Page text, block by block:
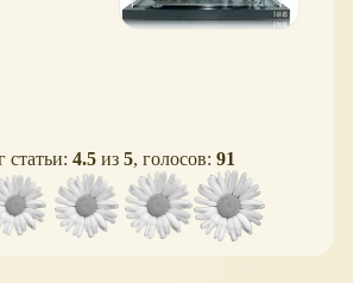
статьи: 4.5 из 5, голосов: 91